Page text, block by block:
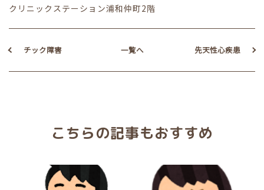
クリニックステーション浦和仲町2階
チック障害 一覧へ 先天性心疾患
こちらの記事もおすすめ